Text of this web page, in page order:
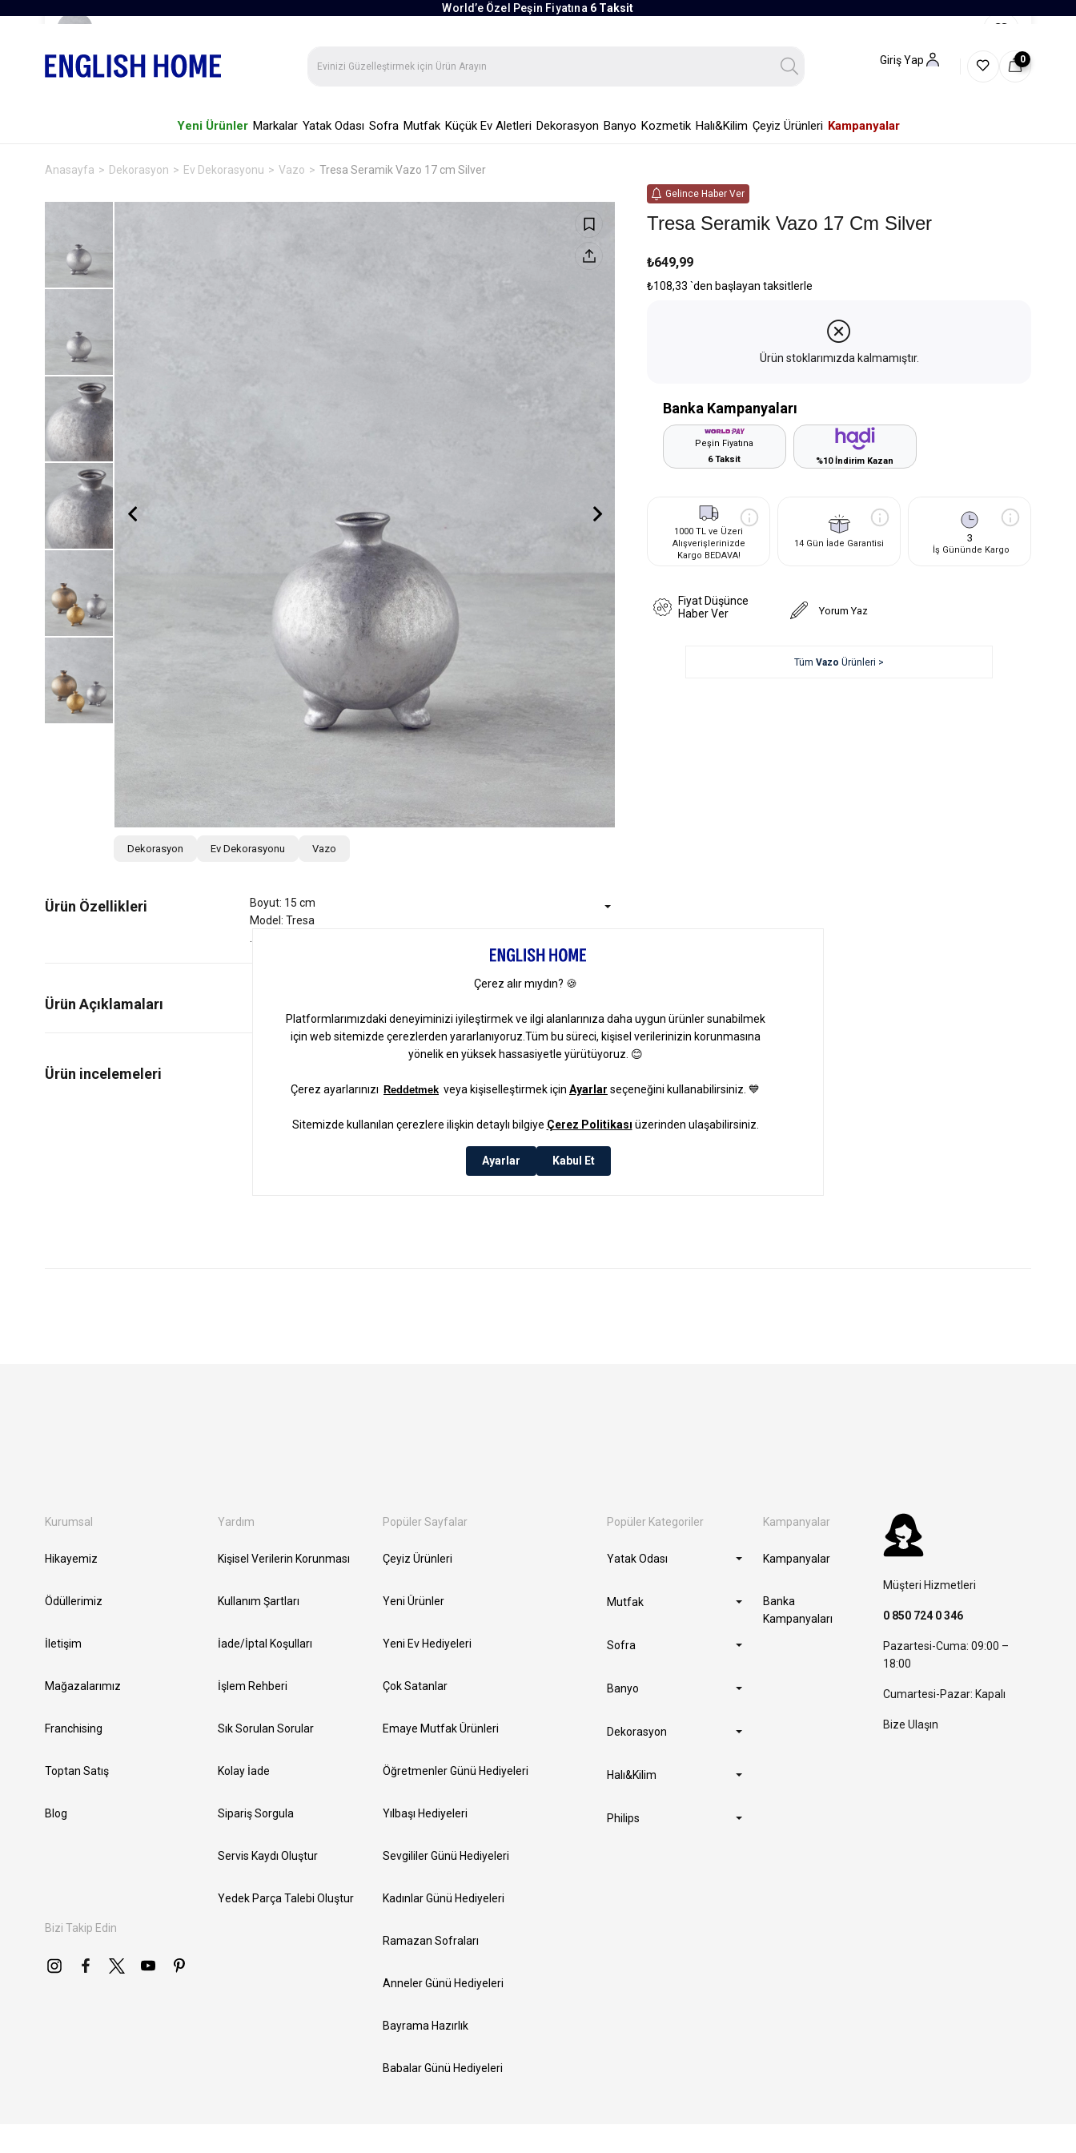
World’e Özel Peşin Fiyatına 6 Taksit
Giriş Yap 0
Yeni Ürünler Markalar Yatak Odası Sofra Mutfak Küçük Ev Aletleri Dekorasyon Banyo Kozmetik Halı&Kilim Çeyiz Ürünleri Kampanyalar
Anasayfa Dekorasyon Ev Dekorasyonu Vazo Tresa Seramik Vazo 17 cm Silver
Dekorasyon Ev Dekorasyonu Vazo
Ürün Özellikleri
Boyut: 15 cm
Model: Tresa
Ürün Açıklamaları
Gelince Haber Ver
Tresa Seramik Vazo 17 Cm Silver
₺649,99
₺108,33 `den başlayan taksitlerle
Ürün stoklarımızda kalmamıştır.
Banka Kampanyaları
Peşin Fiyatına
6 Taksit
%10 İndirim Kazan
1000 TL ve Üzeri
Alışverişlerinizde
Kargo BEDAVA!
14 Gün İade Garantisi 3
İş Gününde Kargo
Fiyat Düşünce
Haber Ver
Yorum Yaz
Tüm Vazo Ürünleri >
Kurumsal
Hikayemiz
Ödüllerimiz
İletişim
Mağazalarımız
Franchising
Toptan Satış
Blog
Bizi Takip Edin
Yardım
Kişisel Verilerin Korunması
Kullanım Şartları
İade/İptal Koşulları
İşlem Rehberi
Sık Sorulan Sorular
Kolay İade
Sipariş Sorgula
Servis Kaydı Oluştur
Yedek Parça Talebi Oluştur
Popüler Sayfalar
Çeyiz Ürünleri
Yeni Ürünler
Yeni Ev Hediyeleri
Çok Satanlar
Emaye Mutfak Ürünleri
Öğretmenler Günü Hediyeleri
Yılbaşı Hediyeleri
Sevgililer Günü Hediyeleri
Kadınlar Günü Hediyeleri
Ramazan Sofraları
Anneler Günü Hediyeleri
Bayrama Hazırlık
Babalar Günü Hediyeleri
Popüler Kategoriler
Yatak Odası
Mutfak
Sofra
Banyo
Dekorasyon
Halı&Kilim
Philips
Kampanyalar
Kampanyalar
Banka
Kampanyaları
Müşteri Hizmetleri
0 850 724 0 346
Pazartesi-Cuma: 09:00 –
18:00
Cumartesi-Pazar: Kapalı
Bize Ulaşın